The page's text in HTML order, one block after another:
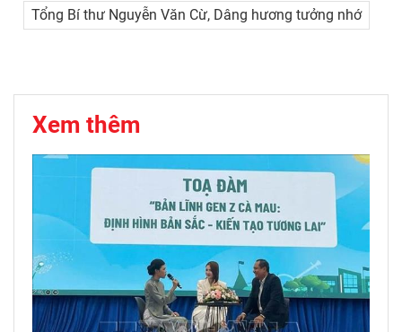
Tổng Bí thư Nguyễn Văn Cừ, Dâng hương tưởng nhớ
Xem thêm